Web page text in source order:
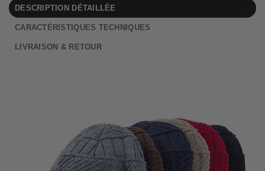
DESCRIPTION DÉTAILLÉE
CARACTÉRISTIQUES TECHNIQUES
LIVRAISON & RETOUR